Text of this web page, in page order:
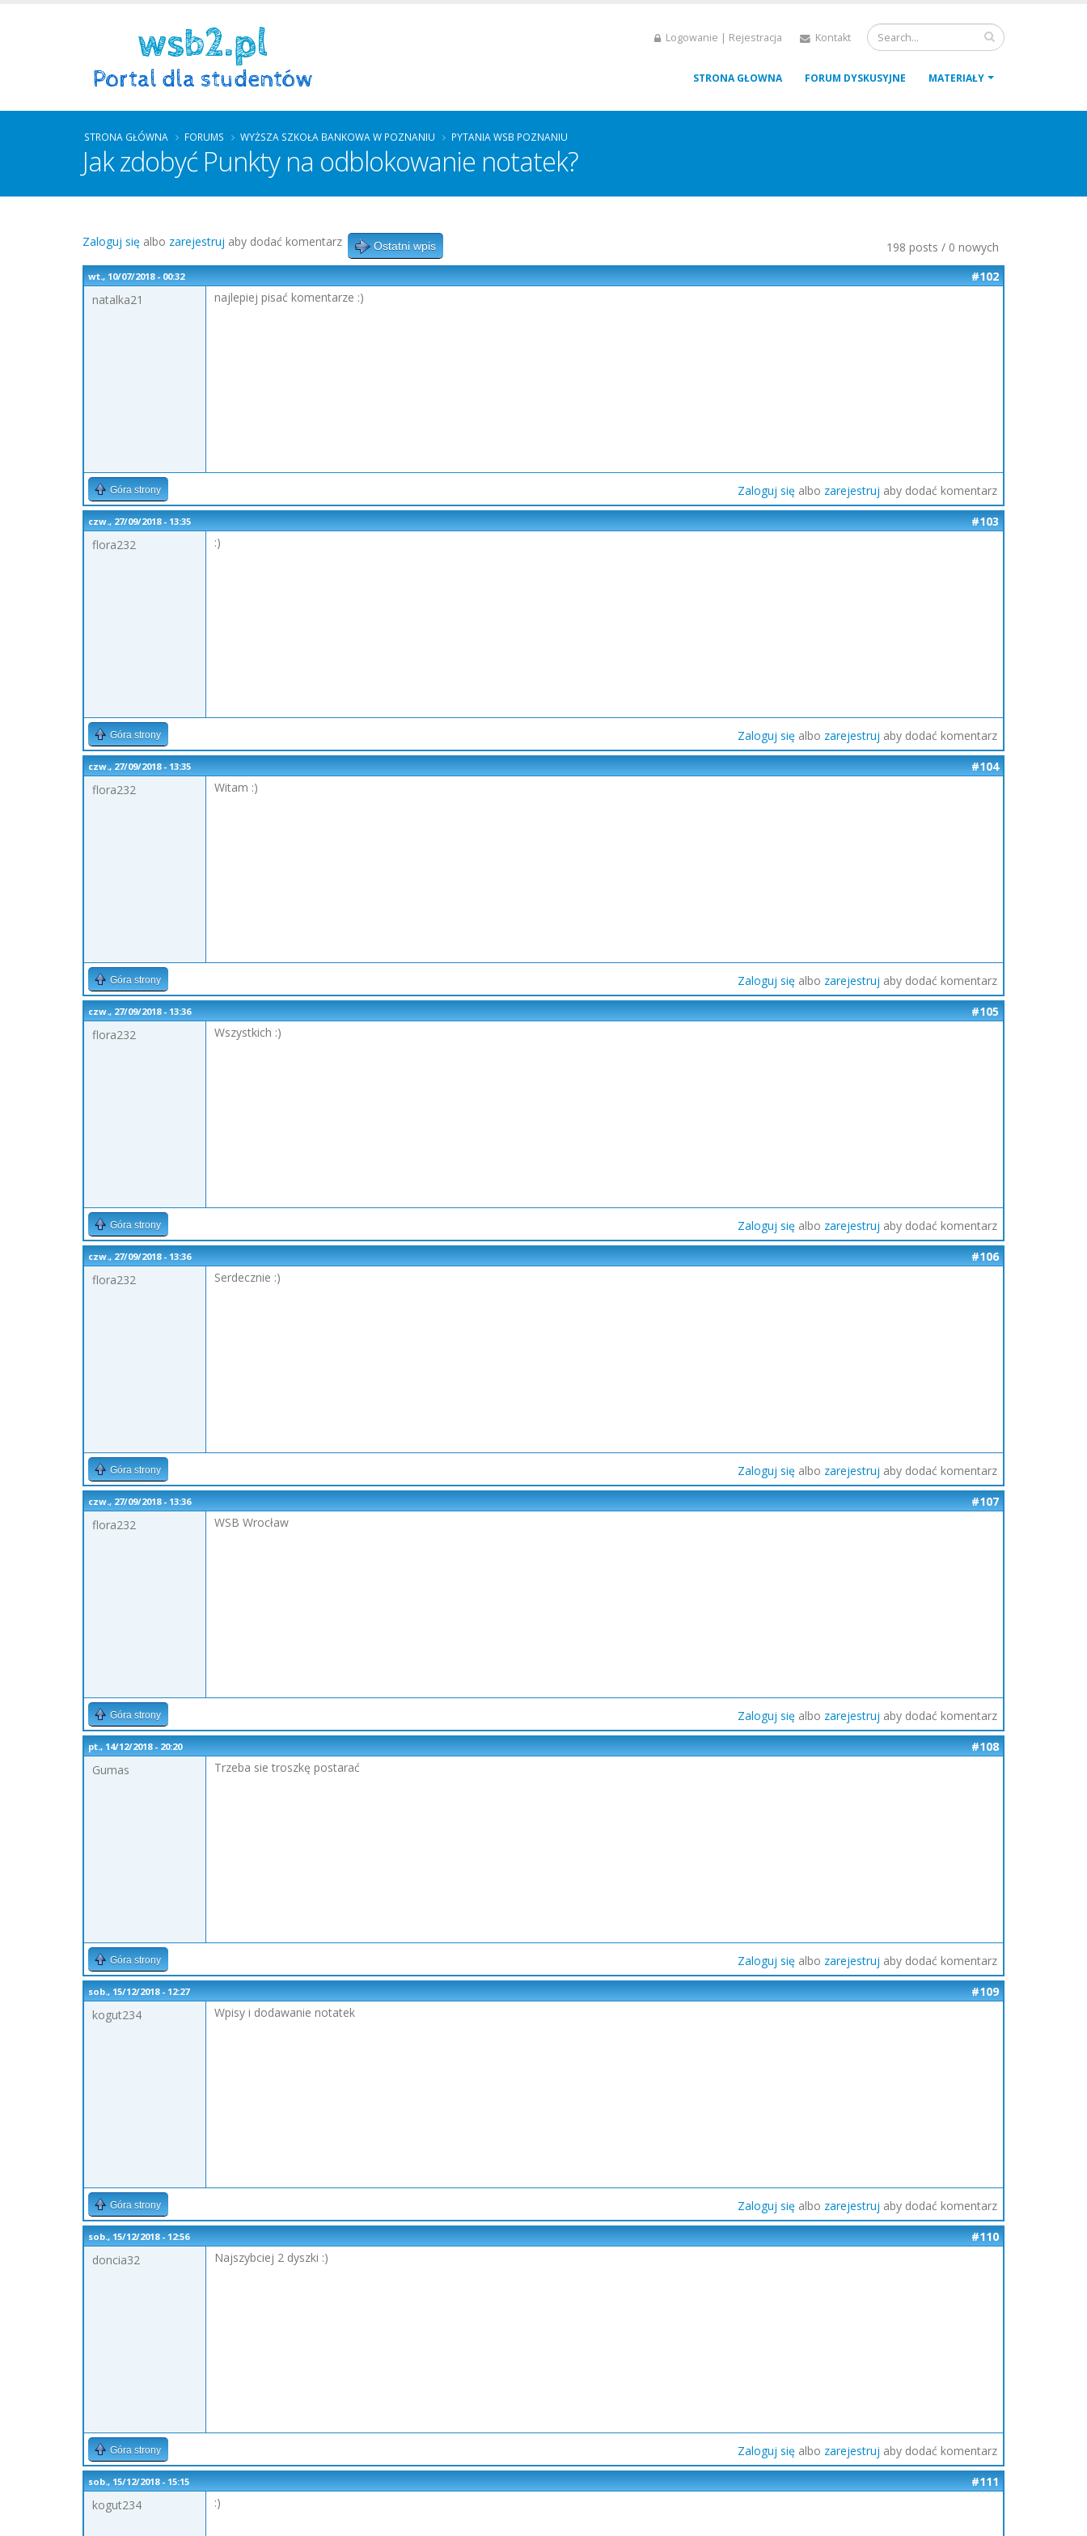
Logowanie | Rejestracja Kontakt
STRONA GŁOWNA FORUM DYSKUSYJNE MATERIAŁY
STRONA GŁÓWNA FORUMS WYŻSZA SZKOŁA BANKOWA W POZNANIU PYTANIA WSB POZNANIU
Jak zdobyć Punkty na odblokowanie notatek?
198 posts / 0 nowych
Zaloguj się albo zarejestruj aby dodać komentarz Ostatni wpis
wt., 10/07/2018 - 00:32
#102
natalka21
najlepiej pisać komentarze :)
Góra strony Zaloguj się albo zarejestruj aby dodać komentarz
czw., 27/09/2018 - 13:35
#103
flora232
:)
Góra strony Zaloguj się albo zarejestruj aby dodać komentarz
czw., 27/09/2018 - 13:35
#104
flora232
Witam :)
Góra strony Zaloguj się albo zarejestruj aby dodać komentarz
czw., 27/09/2018 - 13:36
#105
flora232
Wszystkich :)
Góra strony Zaloguj się albo zarejestruj aby dodać komentarz
czw., 27/09/2018 - 13:36
#106
flora232
Serdecznie :)
Góra strony Zaloguj się albo zarejestruj aby dodać komentarz
czw., 27/09/2018 - 13:36
#107
flora232
WSB Wrocław
Góra strony Zaloguj się albo zarejestruj aby dodać komentarz
pt., 14/12/2018 - 20:20
#108
Gumas
Trzeba sie troszkę postarać
Góra strony Zaloguj się albo zarejestruj aby dodać komentarz
sob., 15/12/2018 - 12:27
#109
kogut234
Wpisy i dodawanie notatek
Góra strony Zaloguj się albo zarejestruj aby dodać komentarz
sob., 15/12/2018 - 12:56
#110
doncia32
Najszybciej 2 dyszki :)
Góra strony Zaloguj się albo zarejestruj aby dodać komentarz
sob., 15/12/2018 - 15:15
#111
kogut234
:)